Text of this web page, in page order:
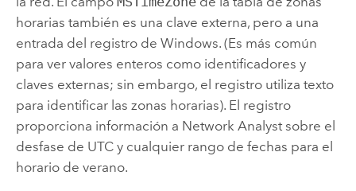
horarias también es una clave externa, pero a una
entrada del registro de Windows. (Es más común
para ver valores enteros como identificadores y
claves externas; sin embargo, el registro utiliza texto
para identificar las zonas horarias). El registro
proporciona información a Network Analystsobre el
desfase de UTC y cualquier rango de fechas para el
horario de verano.